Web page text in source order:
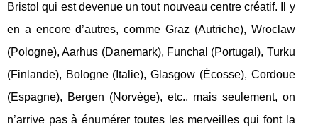
Bristol qui est devenue un tout nouveau centre créatif. Il y
en a encore d’autres, comme Graz (Autriche), Wroclaw
(Pologne), Aarhus (Danemark), Funchal (Portugal), Turku
(Finlande), Bologne (Italie), Glasgow (Écosse), Cordoue
(Espagne), Bergen (Norvège), etc., mais seulement, on
n’arrive pas à énumérer toutes les merveilles qui font la